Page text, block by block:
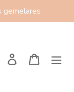
gemelares
Buscar IngresarCarrito